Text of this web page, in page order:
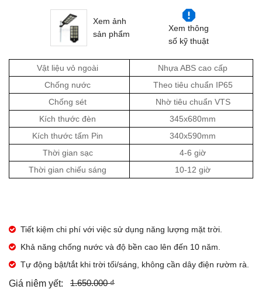
Xem ảnh
sản phẩm
Xem thông
số kỹ thuật
Vật liệu vỏ ngoài
Nhựa ABS cao cấp
Chống nước
Theo tiêu chuẩn IP65
Chống sét
Nhờ tiêu chuẩn VTS
Kích thước đèn
345x680mm
Kích thước tấm Pin
340x590mm
Thời gian sạc
4-6 giờ
Thời gian chiếu sáng
10-12 giờ
Tiết kiệm chi phí với việc sử dụng năng lượng mặt trời.
Khả năng chống nước và độ bền cao lên đến 10 năm.
Tự động bật/tắt khi trời tối/sáng, không cần dây điện rườm rà.
Giá niêm yết:
1.650.000 ₫